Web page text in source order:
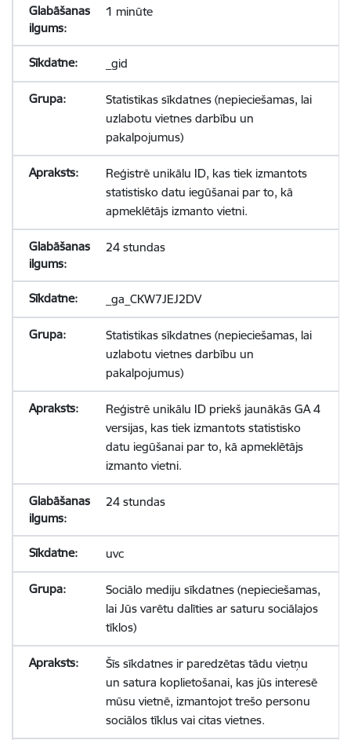
1 minūte
_gid
Statistikas sīkdatnes (nepieciešamas, lai
uzlabotu vietnes darbību un
pakalpojumus)
Reģistrē unikālu ID, kas tiek izmantots
statistisko datu iegūšanai par to, kā
apmeklētājs izmanto vietni.
24 stundas
_ga_CKW7JEJ2DV
Statistikas sīkdatnes (nepieciešamas, lai
uzlabotu vietnes darbību un
pakalpojumus)
Reģistrē unikālu ID priekš jaunākās GA 4
versijas, kas tiek izmantots statistisko
datu iegūšanai par to, kā apmeklētājs
izmanto vietni.
24 stundas
uvc
Sociālo mediju sīkdatnes (nepieciešamas,
lai Jūs varētu dalīties ar saturu sociālajos
tīklos)
Šīs sīkdatnes ir paredzētas tādu vietņu
un satura koplietošanai, kas jūs interesē
mūsu vietnē, izmantojot trešo personu
sociālos tīklus vai citas vietnes.